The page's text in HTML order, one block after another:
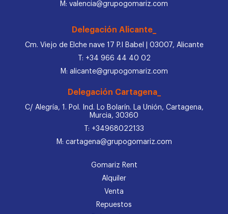
M: valencia@grupogomariz.com
Delegación Alicante_
Cm. Viejo de Elche nave 17 P.I Babel | 03007, Alicante
T: +34 966 44 40 02
M: alicante@grupogomariz.com
Delegación Cartagena_
C/ Alegría, 1. Pol. Ind. Lo Bolarín. La Unión, Cartagena,
Murcia, 30360
T: +34968022133
M: cartagena@grupogomariz.com
Gomariz Rent
Alquiler
Venta
Repuestos